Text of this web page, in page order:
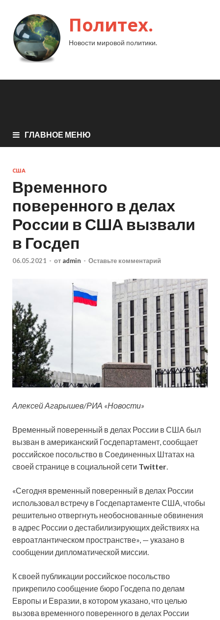
Политех.
Новости мировой политики.
ГЛАВНОЕ МЕНЮ
США
Временного
поверенного в делах
России в США вызвали
в Госдеп
06.05.2021 - от admin - Оставьте комментарий
Алексей Агарышев/РИА «Новости»
Временный поверенный в делах России в США был
вызван в американский Госдепартамент, сообщает
российское посольство в Соединенных Штатах на
своей странице в социальной сети Twitter.
«Сегодня временный поверенный в делах России
использовал встречу в Госдепартаменте США, чтобы
решительно отвергнуть необоснованные обвинения
в адрес России о дестабилизирующих действиях на
евроатлантическом пространстве», — указано в
сообщении дипломатической миссии.
К своей публикации российское посольство
прикрепило сообщение бюро Госдепа по делам
Европы и Евразии, в котором указано, что целью
вызова временного поверенного в делах России